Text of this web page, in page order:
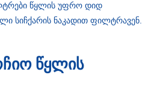
წყლის უფრო დიდ
სიჩქარის ნაკადით ფილტრავენ.
წყლის